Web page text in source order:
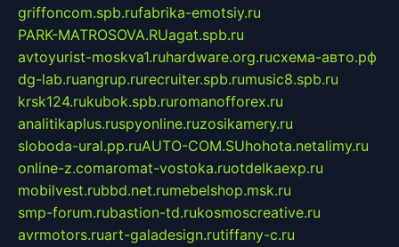
griffoncom.spb.rufabrika-emotsiy.ru
PARK-MATROSOVA.RUagat.spb.ru
avtoyurist-moskva1.ruhardware.org.ruсхема-авто.рф
dg-lab.ruangrup.rurecruiter.spb.rumusic8.spb.ru
krsk124.rukubok.spb.ruromanofforex.ru
analitikaplus.ruspyonline.ruzosikamery.ru
sloboda-ural.pp.ruAUTO-COM.SUhohota.netalimy.ru
online-z.comaromat-vostoka.ruotdelkaexp.ru
mobilvest.rubbd.net.rumebelshop.msk.ru
smp-forum.rubastion-td.rukosmoscreative.ru
avrmotors.ruart-galadesign.rutiffany-c.ru